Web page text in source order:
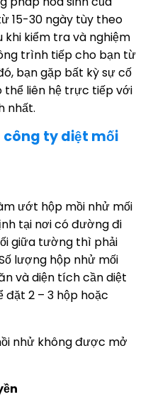
15-30 ngày tùy theo
khi kiểm tra và nghiệm
trình tiếp cho bạn từ
bạn gặp bất kỳ sự cố
thể liên hệ trực tiếp với
nhất.
ty diệt mối
ướt hộp mồi nhử mối
tại nơi có đường đi
giữa tường thì phải
lượng hộp nhử mối
và diện tích cần diệt
đặt 2 – 3 hộp hoặc
nhử không được mở